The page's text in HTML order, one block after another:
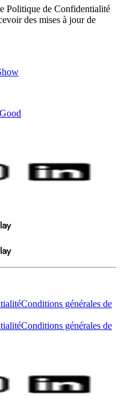
Politique de Confidentialité
des mises à jour de
Conditions générales de
Conditions générales de